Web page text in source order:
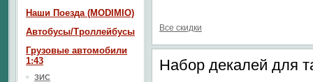
Все скидки
Набор декалей для
Наши Поезда (MODIMIO)
Автобусы/Троллейбусы
Грузовые автомобили
1:43
ЗИС